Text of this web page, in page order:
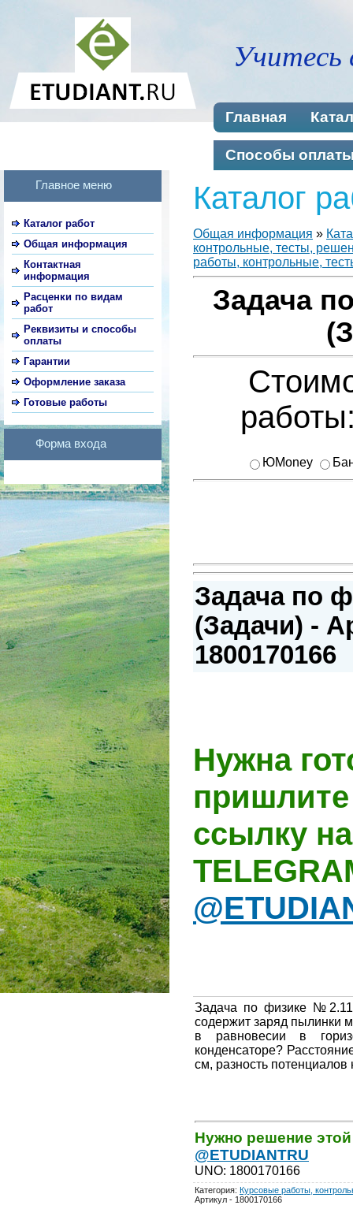
Учитесь
Главная
Способы
Главное меню
Каталог работ
Общая информация
Контактная
информация
Расценки по видам
работ
Реквизиты и способы
оплаты
Гарантии
Оформление заказа
Готовые работы
Форма входа
Каталог
Общая информация »
контрольные, тесты,
работы, контрольные,
Задача
ЮMoney
Задача по
(Задачи) -
1800170166
Нужна
ссылку
Задача по физике №2.11
содержит заряд пылинки
в равновесии в
конденсаторе?
см, разность
Нужно решение
@ETUDIANTRU
UNO: 1800170166
Категория: Курсовые работы,
Артикул - 1800170166